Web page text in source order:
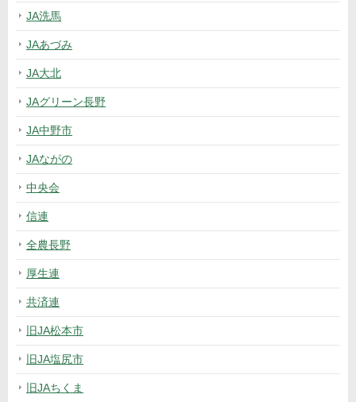
JA洗馬
JAあづみ
JA大北
JAグリーン長野
JA中野市
JAながの
中央会
信連
全農長野
厚生連
共済連
旧JA松本市
旧JA塩尻市
旧JAちくま